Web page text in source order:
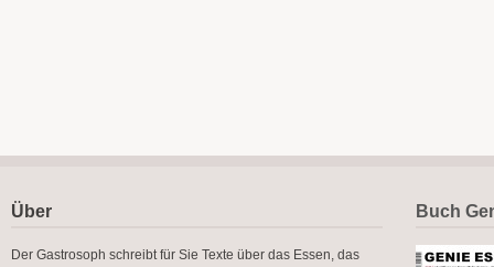
Über
Der Gastrosoph schreibt für Sie Texte über das Essen, das
Buch